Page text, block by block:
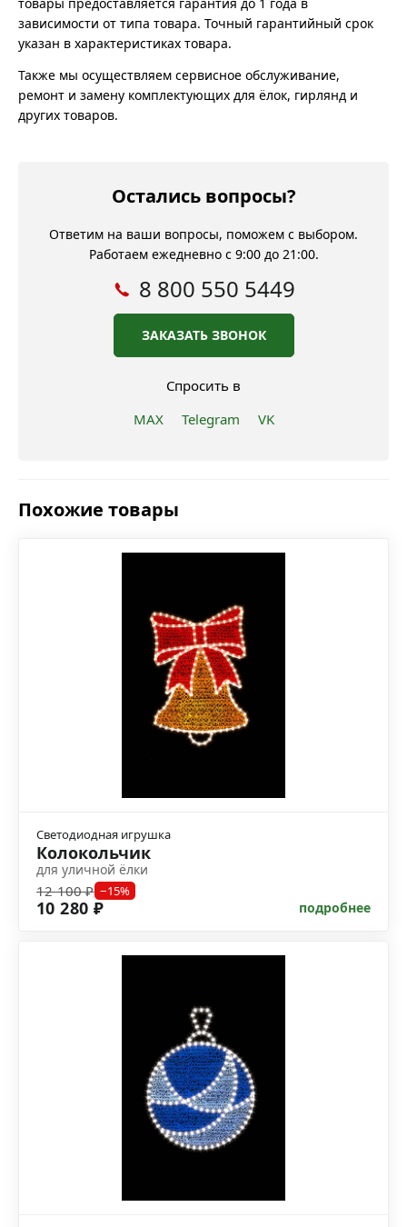
зависимости от типа товара. Точный гарантийный срок
указан в характеристиках товара.
Также мы осуществляем сервисное обслуживание,
ремонт и замену комплектующих для ёлок, гирлянд и
других товаров.
Остались вопросы?
Ответим на ваши вопросы, поможем с выбором.
Работаем ежедневно с 9:00 до 21:00.
8 800 550 5449
ЗАКАЗАТЬ ЗВОНОК
Спросить в
MAX
Telegram VK
Похожие товары
Светодиодная игрушка
Колокольчик
для уличной ёлки
12 100 ₽ −15%
10 280 ₽ подробнее